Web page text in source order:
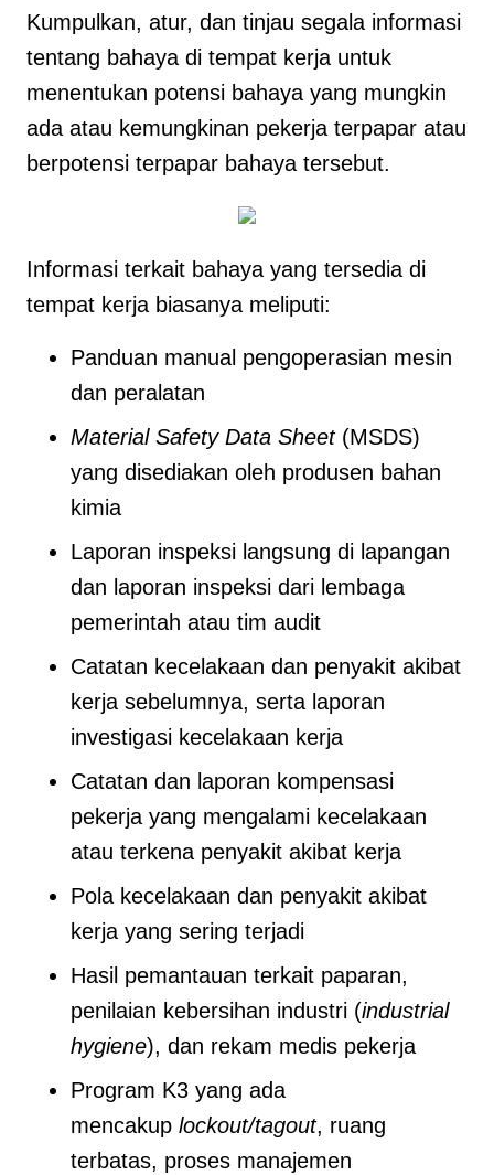
Kumpulkan, atur, dan tinjau segala informasi
tentang bahaya di tempat kerja untuk
menentukan potensi bahaya yang mungkin
ada atau kemungkinan pekerja terpapar atau
berpotensi terpapar bahaya tersebut.
Informasi terkait bahaya yang tersedia di
tempat kerja biasanya meliputi:
Panduan manual pengoperasian mesin
dan peralatan
Material Safety Data Sheet (MSDS)
yang disediakan oleh produsen bahan
kimia
Laporan inspeksi langsung di lapangan
dan laporan inspeksi dari lembaga
pemerintah atau tim audit
Catatan kecelakaan dan penyakit akibat
kerja sebelumnya, serta laporan
investigasi kecelakaan kerja
Catatan dan laporan kompensasi
pekerja yang mengalami kecelakaan
atau terkena penyakit akibat kerja
Pola kecelakaan dan penyakit akibat
kerja yang sering terjadi
Hasil pemantauan terkait paparan,
penilaian kebersihan industri (industrial
hygiene), dan rekam medis pekerja
Program K3 yang ada
mencakup lockout/tagout, ruang
terbatas, proses manajemen